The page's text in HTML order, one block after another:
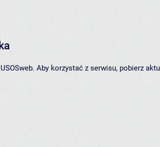
Aby korzystać z serwisu, pobierz